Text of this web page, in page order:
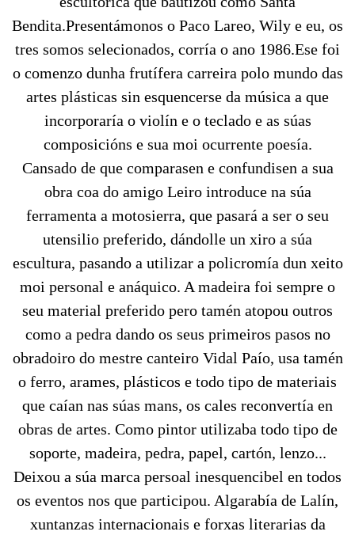
Bendita.Presentámonos o Paco Lareo, Wily e eu, os
tres somos selecionados, corría o ano 1986.Ese foi
o comenzo dunha frutífera carreira polo mundo das
artes plásticas sin esquencerse da música a que
incorporaría o violín e o teclado e as súas
composicións e sua moi ocurrente poesía.
Cansado de que comparasen e confundisen a sua
obra coa do amigo Leiro introduce na súa
ferramenta a motosierra, que pasará a ser o seu
utensilio preferido, dándolle un xiro a súa
escultura, pasando a utilizar a policromía dun xeito
moi personal e anáquico. A madeira foi sempre o
seu material preferido pero tamén atopou outros
como a pedra dando os seus primeiros pasos no
obradoiro do mestre canteiro Vidal Paío, usa tamén
o ferro, arames, plásticos e todo tipo de materiais
que caían nas súas mans, os cales reconvertía en
obras de artes. Como pintor utilizaba todo tipo de
soporte, madeira, pedra, papel, cartón, lenzo...
Deixou a súa marca persoal inesquencibel en todos
os eventos nos que participou. Algarabía de Lalín,
xuntanzas internacionais e forxas literarias da